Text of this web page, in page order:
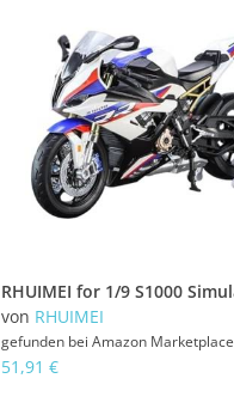
von RHUIMEI
gefunden bei Amazon Marketplace
51,91 €